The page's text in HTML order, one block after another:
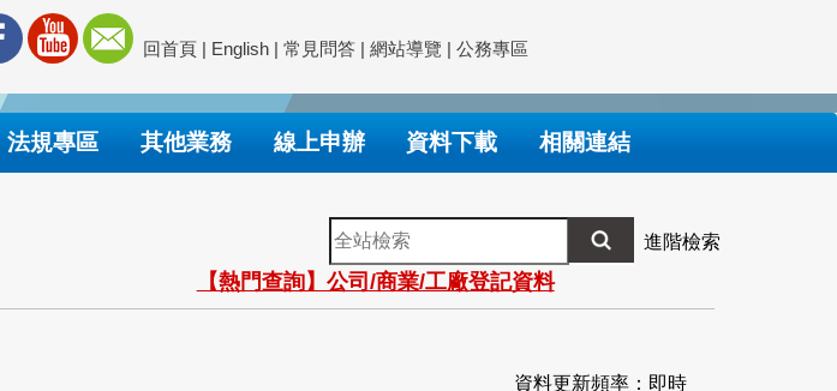
回首頁 | English | 常見問答 | 網站導覽 | 公務專區
法規專區 其他業務 線上申辦 資料下載 相關連結
全
站
檢
索
進階檢索
【熱門查詢】公司/商業/工廠登記資料
資料更新頻率：即時